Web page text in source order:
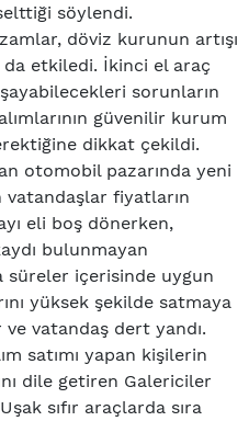
söylendi.
döviz kurunun artışı
da etkiledi. İkinci el araç
sorunların
güvenilir kurum
dikkat çekildi.
otomobil pazarında yeni
vatandaşlar fiyatların
eli boş dönerken,
bulunmayan
süreler içerisinde uygun
yüksek şekilde satmaya
vatandaş dert yandı.
satımı yapan kişilerin
dile getiren Galericiler
sıfır araçlarda sıra